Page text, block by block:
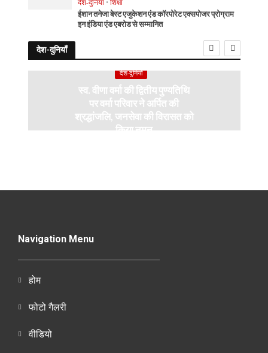
देश-दुनियाँ • शिक्षा
ईशान तनेजा बेस्ट एजुकेशन एंड कॉरपोरेट एक्सपोजर प्रोग्राम
इन इंडिया एंड एबरोड से सम्मानित
देश-दुनियाँ
देश-दुनियाँ
स्व. वीणा वर्मा की द्वितीय पुण्यतिथि
पर वर्मा परिवार ने अर्पित की
श्रद्धांजलि, जनसेवा की विरासत को
किया नमन
Navigation Menu
होम
फोटो गैलरी
वीडियो